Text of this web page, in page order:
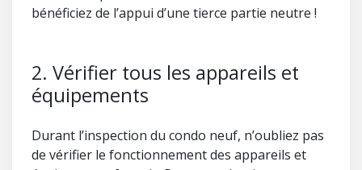
bénéficiez de l’appui d’une tierce partie neutre !
2. Vérifier tous les appareils et
équipements
Durant l’inspection du condo neuf, n’oubliez pas
de vérifier le fonctionnement des appareils et